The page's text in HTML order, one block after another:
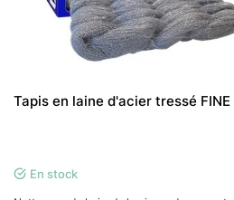
Tapis en laine d'acier tressé FINE
En stock